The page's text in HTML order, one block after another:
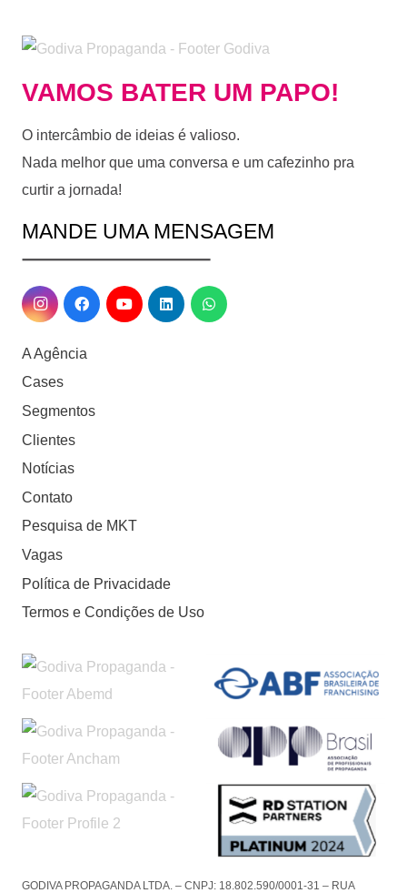
VAMOS BATER UM PAPO!
O intercâmbio de ideias é valioso.
Nada melhor que uma conversa e um cafezinho pra
curtir a jornada!
MANDE UMA MENSAGEM
A Agência
Cases
Segmentos
Clientes
Notícias
Contato
Pesquisa de MKT
Vagas
Política de Privacidade
Termos e Condições de Uso
GODIVA PROPAGANDA LTDA. – CNPJ: 18.802.590/0001-31 – RUA